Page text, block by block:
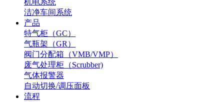
机电系统
洁净车间系统
产品
特气柜（GC）
气瓶架（GR）
阀门分配箱（VMB/VMP）
废气处理柜（Scrubber)
气体报警器
自动切换/调压面板
流程